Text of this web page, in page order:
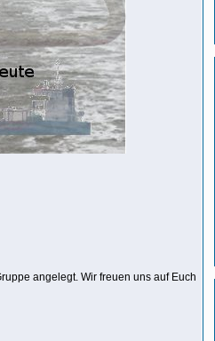
angelegt. Wir freuen uns auf Euch